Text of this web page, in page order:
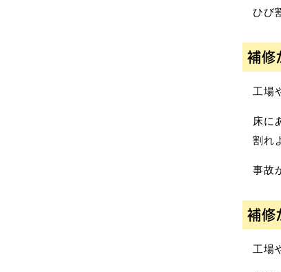
ひび
補修
工場
床に
割れ
事故
補修
工場